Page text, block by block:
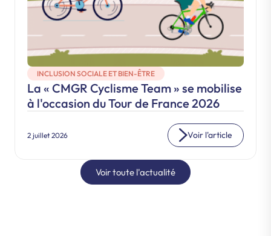
INCLUSION SOCIALE ET BIEN-ÊTRE
La « CMGR Cyclisme Team » se mobilise
à l'occasion du Tour de France 2026
2 juillet 2026 Voir l'article
Voir toute l'actualité